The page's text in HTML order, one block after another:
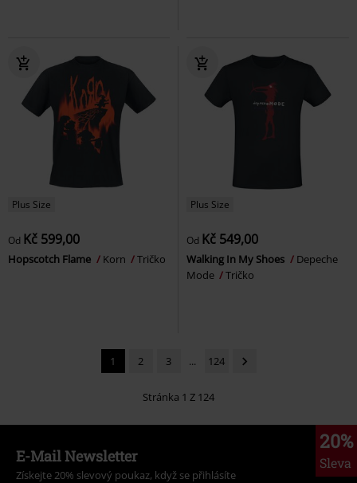
Plus Size
Od Kč 599,00
Hopscotch Flame Korn Tričko
Plus Size
Od Kč 549,00
Walking In My Shoes
Depeche
Mode
Tričko
1 2 3 ... 124
Stránka 1 Z 124
20%
Sleva
E-Mail Newsletter
Získejte 20% slevový poukaz, když se přihlásíte